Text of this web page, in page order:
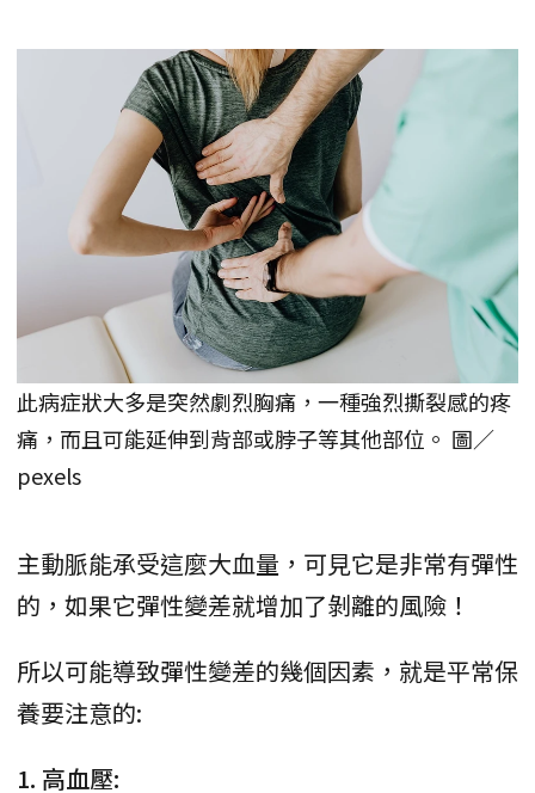
此病症狀大多是突然劇烈胸痛，一種強烈撕裂感的疼
痛，而且可能延伸到背部或脖子等其他部位。 圖／
pexels
主動脈能承受這麼大血量，可見它是非常有彈性
的，如果它彈性變差就增加了剝離的風險！
所以可能導致彈性變差的幾個因素，就是平常保
養要注意的:
1. 高血壓: